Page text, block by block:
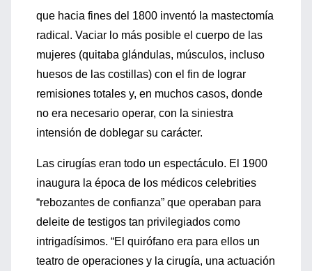
que hacia fines del 1800 inventó la mastectomía
radical. Vaciar lo más posible el cuerpo de las
mujeres (quitaba glándulas, músculos, incluso
huesos de las costillas) con el fin de lograr
remisiones totales y, en muchos casos, donde
no era necesario operar, con la siniestra
intensión de doblegar su carácter.
Las cirugías eran todo un espectáculo. El 1900
inaugura la época de los médicos celebrities
“rebozantes de confianza” que operaban para
deleite de testigos tan privilegiados como
intrigadísimos. “El quirófano era para ellos un
teatro de operaciones y la cirugía, una actuación